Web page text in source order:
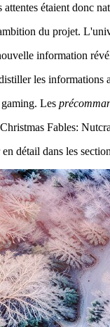
étaient donc
du projet.
information
les
Les
Fables:
détail dans les